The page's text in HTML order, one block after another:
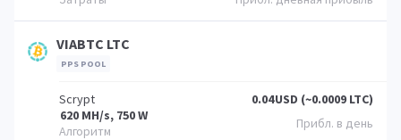
VIABTC LTC
PPS POOL
Scrypt
620 MH/s, 750 W
0.04USD (~0.0009 LTC)